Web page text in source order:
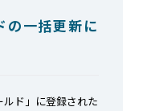
の一括更新に
ド」に登録された